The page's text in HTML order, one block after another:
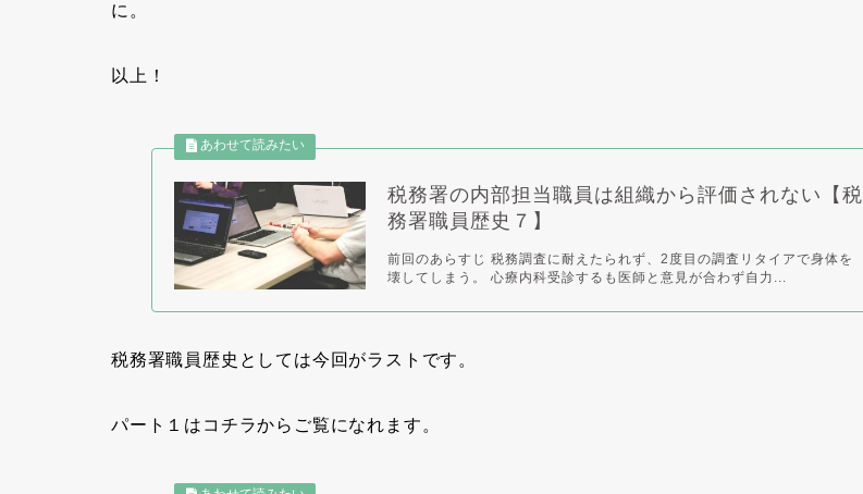
に。
以上！
税務署の内部担当職員は組織から評価されない【税
務署職員歴史７】
前回のあらすじ 税務調査に耐えたられず、2度目の調査リタイアで身体を
壊してしまう。 心療内科受診するも医師と意見が合わず自力...
税務署職員歴史としては今回がラストです。
パート１はコチラからご覧になれます。